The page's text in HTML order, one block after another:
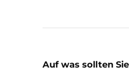
Auf was sollten